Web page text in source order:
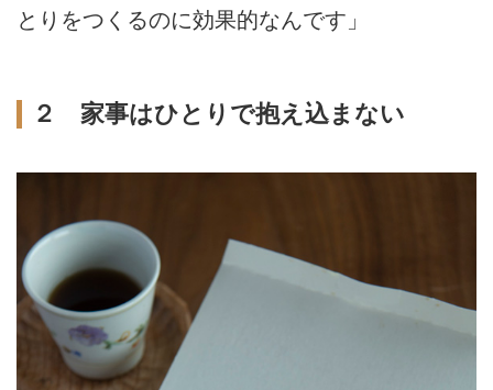
とりをつくるのに効果的なんです」
２ 家事はひとりで抱え込まない